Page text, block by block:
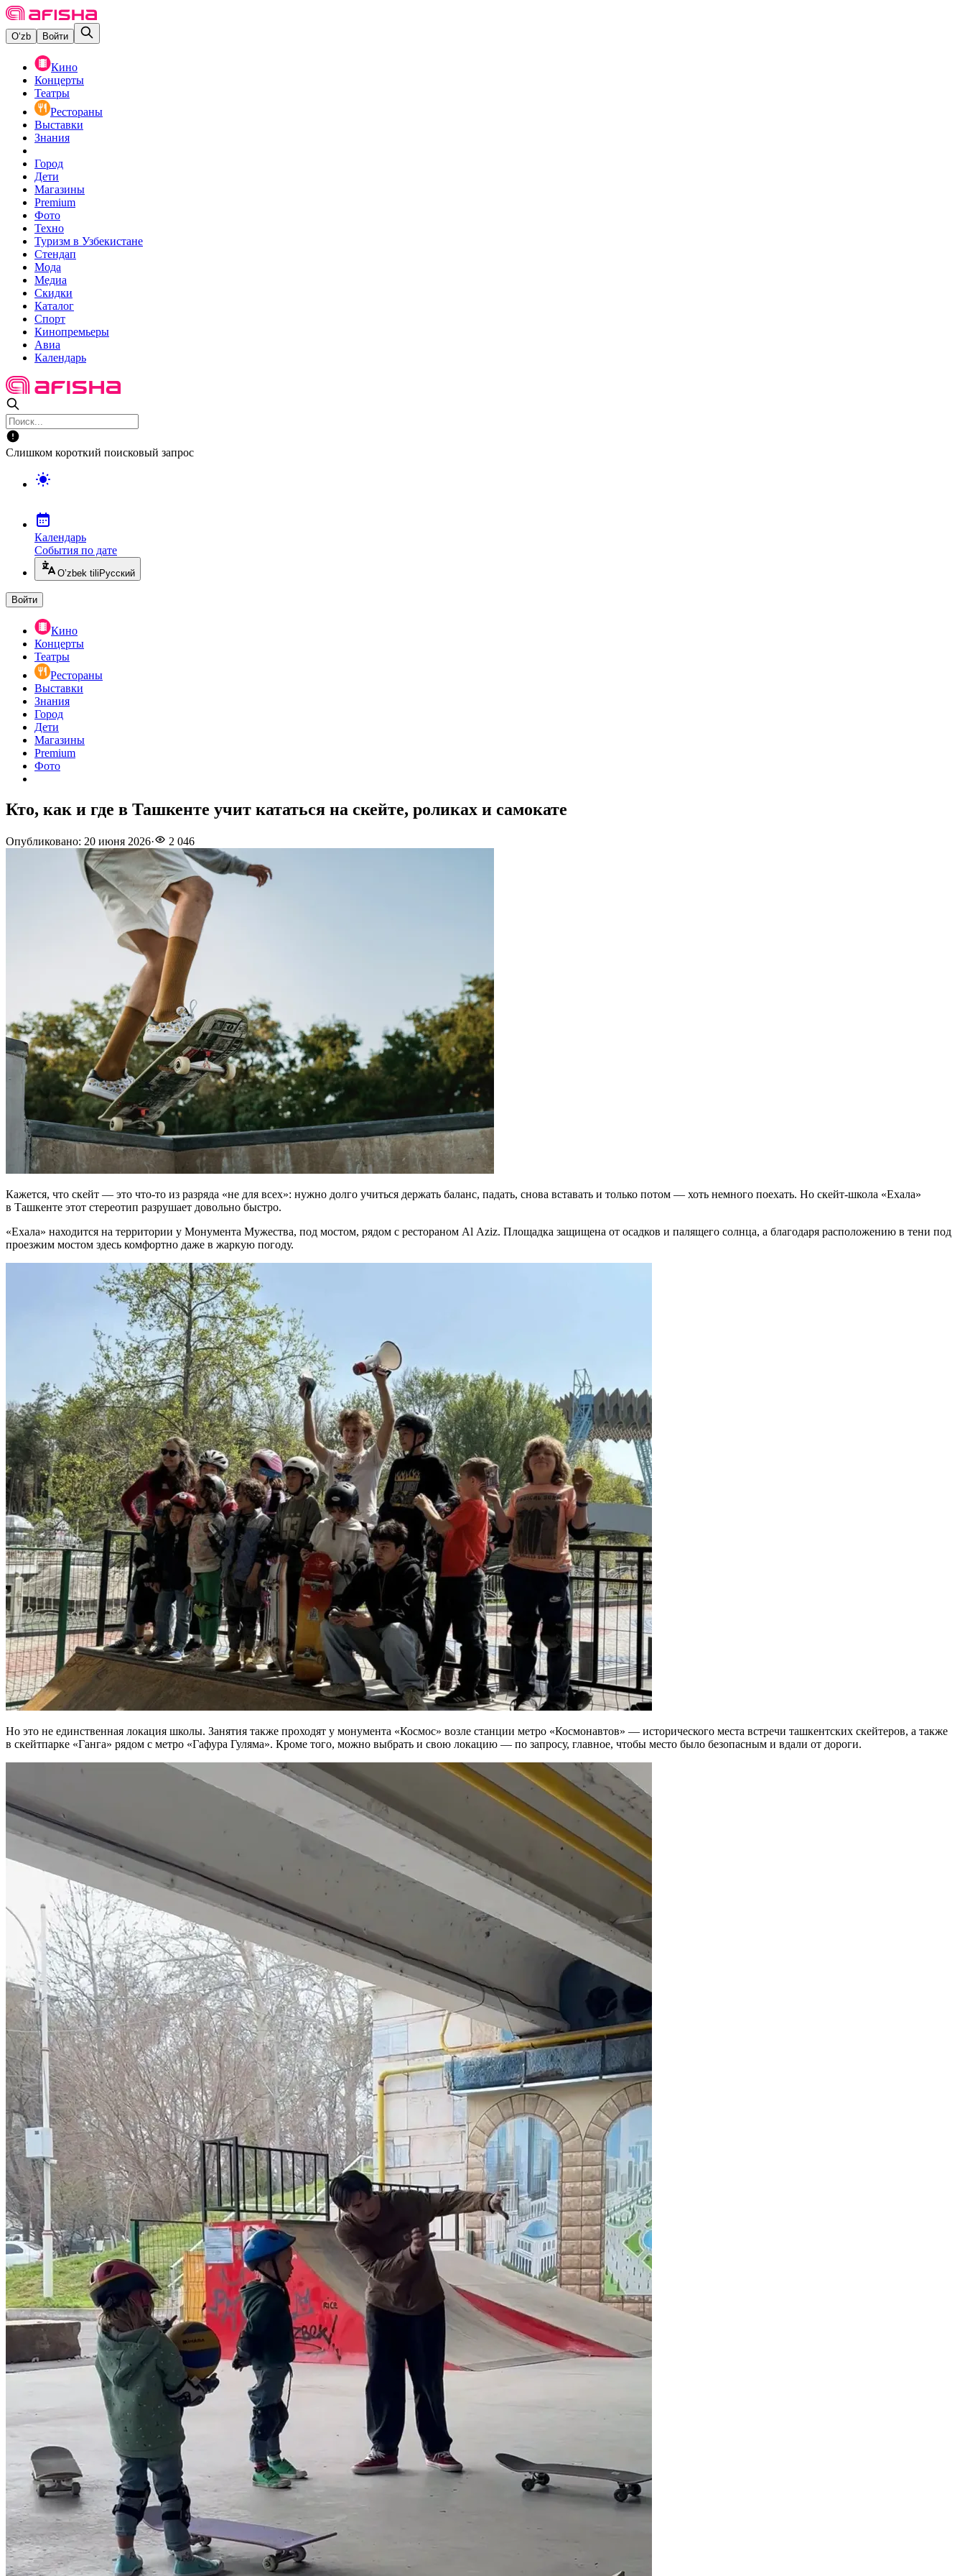
O‘zb Войти
Кино
Концерты
Театры
Рестораны
Выставки
Знания
Город
Дети
Магазины
Premium
Фото
Техно
Туризм в Узбекистане
Стендап
Мода
Медиа
Скидки
Каталог
Спорт
Кинопремьеры
Авиа
Календарь
Слишком короткий поисковый запрос
Календарь
События по дате
O’zbek tili Русский
Войти
Кино
Концерты
Театры
Рестораны
Выставки
Знания
Город
Дети
Магазины
Premium
Фото
Кто, как и где в Ташкенте учит кататься на скейте, роликах и самокате
Опубликовано: 20 июня 2026· 2 046
Кажется, что скейт — это что-то из разряда «не для всех»: нужно долго учиться держать баланс, падать, снова вставать и только потом — хоть немного поехать. Но скейт-школа «Ехала»
в Ташкенте этот стереотип разрушает довольно быстро.
«Ехала» находится на территории у Монумента Мужества, под мостом, рядом с рестораном Al Aziz. Площадка защищена от осадков и палящего солнца, а благодаря расположению в тени под
проезжим мостом здесь комфортно даже в жаркую погоду.
Но это не единственная локация школы. Занятия также проходят у монумента «Космос» возле станции метро «Космонавтов» — исторического места встречи ташкентских скейтеров, а также
в скейтпарке «Ганга» рядом с метро «Гафура Гуляма». Кроме того, можно выбрать и свою локацию — по запросу, главное, чтобы место было безопасным и вдали от дороги.